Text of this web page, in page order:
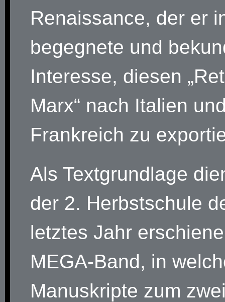
Renaissance, der er
begegnete und
Interesse, diesen
Marx“ nach Italien
Frankreich zu
Als Textgrundlage
der 2. Herbstschule
letztes Jahr
MEGA-Band, in
Manuskripte zum